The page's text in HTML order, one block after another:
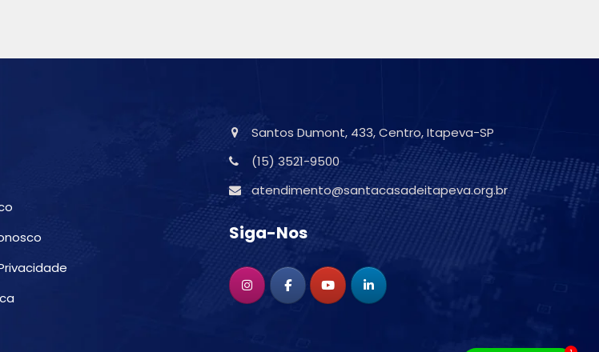
Santos Dumont, 433, Centro, Itapeva-SP
(15) 3521-9500
atendimento@santacasadeitapeva.org.br
Siga-Nos